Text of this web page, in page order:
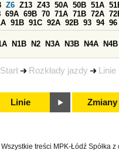
Start Rozkłady jazdy Linie
Z6 Z13 Z43 50A 50B 51A
69A 69B 70 71A 71B 72A
91B 91C 92A 92B 93 94 96
N1B N2 N3A N3B N4A N4B
Linie Zmiany
Wszystkie treści MPK-Łódź Spółka